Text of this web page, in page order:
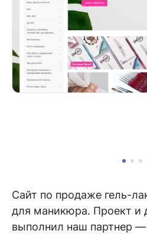
Сайт по продаже гель-
для маникюра. Проект и
выполнил наш партнер —